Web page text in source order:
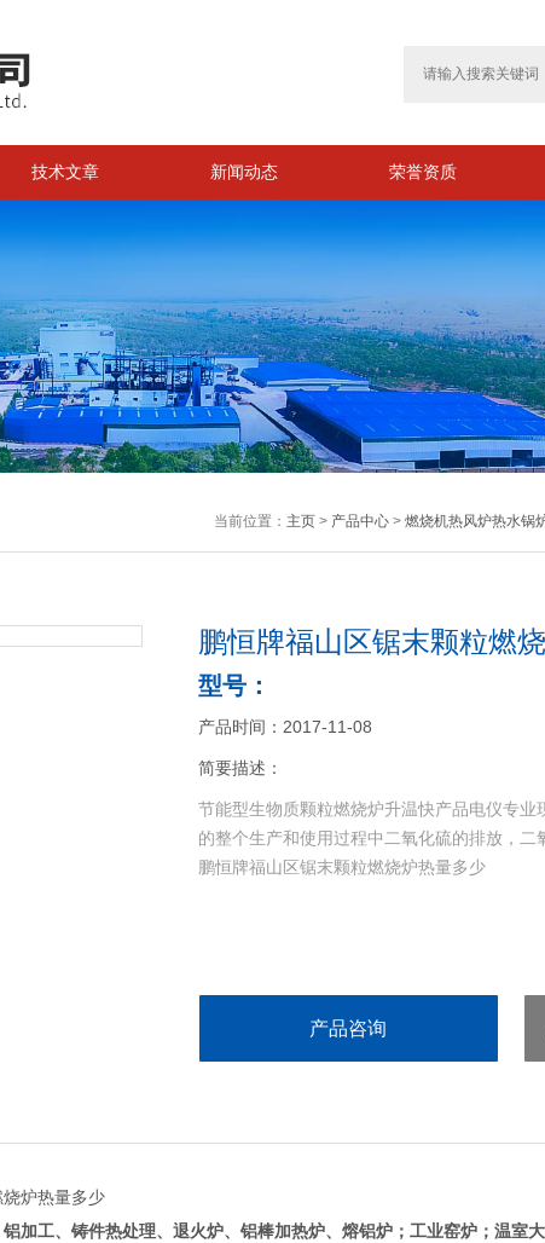
技术文章 新闻动态 荣誉资质
当前位置： 主页> 产品中心> 燃烧机热风炉热水锅
>
鹏恒牌福山区锯末颗粒燃
型号：
产品时间：2017-11-08
简要描述：
节能型生物质颗粒燃烧炉升温快产品电仪专
的整个生产和使用过程中二氧化硫的排放，二
鹏恒牌福山区锯末颗粒燃烧炉热量多少
产品咨询
炉热量多少
加工、铸件热处理、退火炉、铝棒加热炉、熔铝炉；工业窑炉；温室